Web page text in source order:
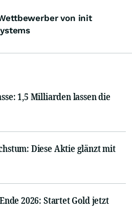
von init
1,5 Milliarden lassen die
Diese Aktie glänzt mit
2026: Startet Gold jetzt